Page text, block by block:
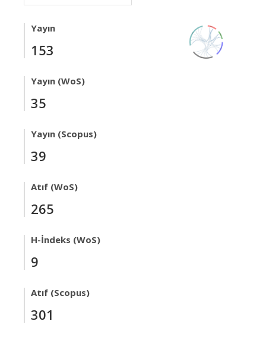
Yayın
153
Yayın (WoS)
35
Yayın (Scopus)
39
Atıf (WoS)
265
H-İndeks (WoS)
9
Atıf (Scopus)
301